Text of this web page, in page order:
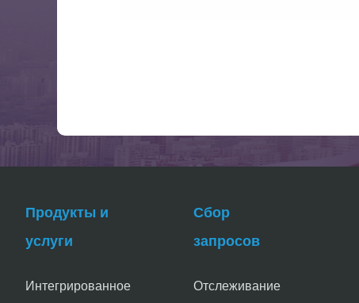
Продукты и
услуги
Интегрированное
Сбор
запросов
Отслеживание